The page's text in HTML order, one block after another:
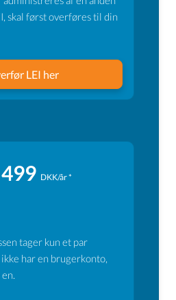
skal først overføres til din
LEI her
499 DKK/år *
tager kun et par
har en brugerkonto,